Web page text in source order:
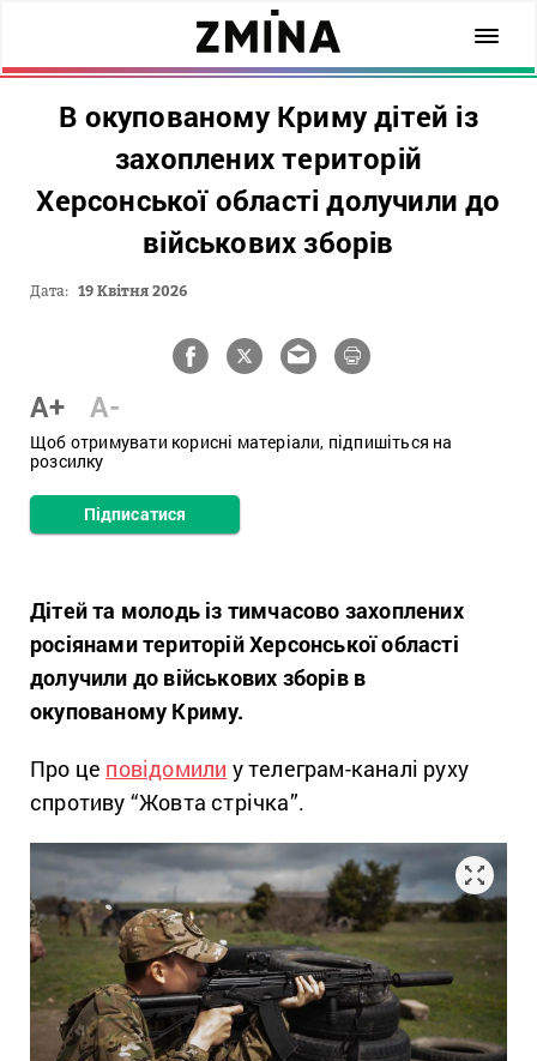
В окупованому Криму дітей із
захоплених територій
Херсонської області долучили до
військових зборів
Дата: 19 Квітня 2026
A+ A-
Щоб отримувати корисні матеріали, підпишіться на
розсилку
Підписатися
Дітей та молодь із тимчасово захоплених
росіянами територій Херсонської області
долучили до військових зборів в
окупованому Криму.
Про це повідомили у телеграм-каналі руху
спротиву “Жовта стрічка”.